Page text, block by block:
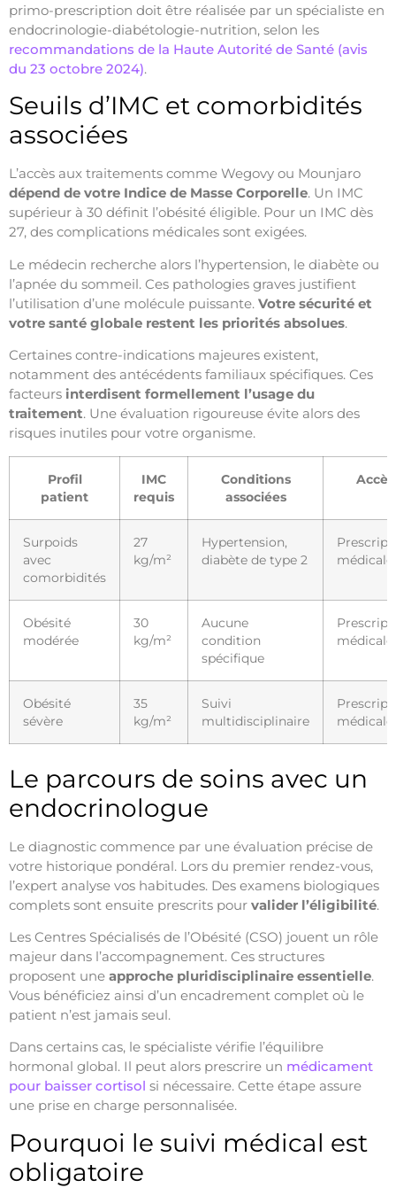
primo-prescription doit être réalisée par un spécialiste en
endocrinologie-diabétologie-nutrition, selon les
recommandations de la Haute Autorité de Santé (avis
du 23 octobre 2024).
Seuils d’IMC et comorbidités
associées
L’accès aux traitements comme Wegovy ou Mounjaro
dépend de votre Indice de Masse Corporelle. Un IMC
supérieur à 30 définit l’obésité éligible. Pour un IMC dès
27, des complications médicales sont exigées.
Le médecin recherche alors l’hypertension, le diabète ou
l’apnée du sommeil. Ces pathologies graves justifient
l’utilisation d’une molécule puissante. Votre sécurité et
votre santé globale restent les priorités absolues.
Certaines contre-indications majeures existent,
notamment des antécédents familiaux spécifiques. Ces
facteurs interdisent formellement l’usage du
traitement. Une évaluation rigoureuse évite alors des
risques inutiles pour votre organisme.
Profil
patient
IMC
requis
Conditions
associées
Accès
Surpoids
avec
comorbidités
27
kg/m²
Hypertension,
diabète de type 2
médicale
Obésité
modérée
30
kg/m²
Aucune
condition
spécifique
médicale
Obésité
sévère
35
kg/m²
Suivi
multidisciplinaire
médicale
Le parcours de soins avec un
endocrinologue
Le diagnostic commence par une évaluation précise de
votre historique pondéral. Lors du premier rendez-vous,
l’expert analyse vos habitudes. Des examens biologiques
complets sont ensuite prescrits pour valider l’éligibilité.
Les Centres Spécialisés de l’Obésité (CSO) jouent un rôle
majeur dans l’accompagnement. Ces structures
proposent une approche pluridisciplinaire essentielle.
Vous bénéficiez ainsi d’un encadrement complet où le
patient n’est jamais seul.
Dans certains cas, le spécialiste vérifie l’équilibre
hormonal global. Il peut alors prescrire un médicament
pour baisser cortisol si nécessaire. Cette étape assure
une prise en charge personnalisée.
Pourquoi le suivi médical est
obligatoire